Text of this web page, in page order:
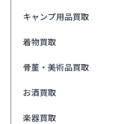
キャンプ用品買取
着物買取
骨董・美術品買取
お酒買取
楽器買取